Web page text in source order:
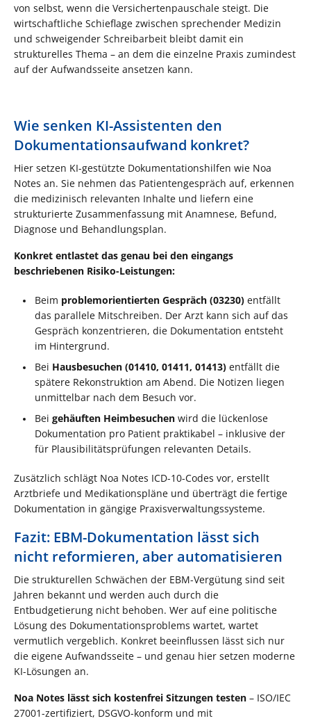
von selbst, wenn die Versichertenpauschale steigt. Die
wirtschaftliche Schieflage zwischen sprechender Medizin
und schweigender Schreibarbeit bleibt damit ein
strukturelles Thema – an dem die einzelne Praxis zumindest
auf der Aufwandsseite ansetzen kann.
Wie senken KI-Assistenten den
Dokumentationsaufwand konkret?
Hier setzen KI-gestützte Dokumentationshilfen wie Noa
Notes an. Sie nehmen das Patientengespräch auf, erkennen
die medizinisch relevanten Inhalte und liefern eine
strukturierte Zusammenfassung mit Anamnese, Befund,
Diagnose und Behandlungsplan.
Konkret entlastet das genau bei den eingangs
beschriebenen Risiko-Leistungen:
Beim problemorientierten Gespräch (03230) entfällt
das parallele Mitschreiben. Der Arzt kann sich auf das
Gespräch konzentrieren, die Dokumentation entsteht
im Hintergrund.
Bei Hausbesuchen (01410, 01411, 01413) entfällt die
spätere Rekonstruktion am Abend. Die Notizen liegen
unmittelbar nach dem Besuch vor.
Bei gehäuften Heimbesuchen wird die lückenlose
Dokumentation pro Patient praktikabel – inklusive der
für Plausibilitätsprüfungen relevanten Details.
Zusätzlich schlägt Noa Notes ICD-10-Codes vor, erstellt
Arztbriefe und Medikationspläne und überträgt die fertige
Dokumentation in gängige Praxisverwaltungssysteme.
Fazit: EBM-Dokumentation lässt sich
nicht reformieren, aber automatisieren
Die strukturellen Schwächen der EBM-Vergütung sind seit
Jahren bekannt und werden auch durch die
Entbudgetierung nicht behoben. Wer auf eine politische
Lösung des Dokumentationsproblems wartet, wartet
vermutlich vergeblich. Konkret beeinflussen lässt sich nur
die eigene Aufwandsseite – und genau hier setzen moderne
KI-Lösungen an.
Noa Notes lässt sich kostenfrei Sitzungen testen – ISO/IEC
27001-zertifiziert, DSGVO-konform und mit